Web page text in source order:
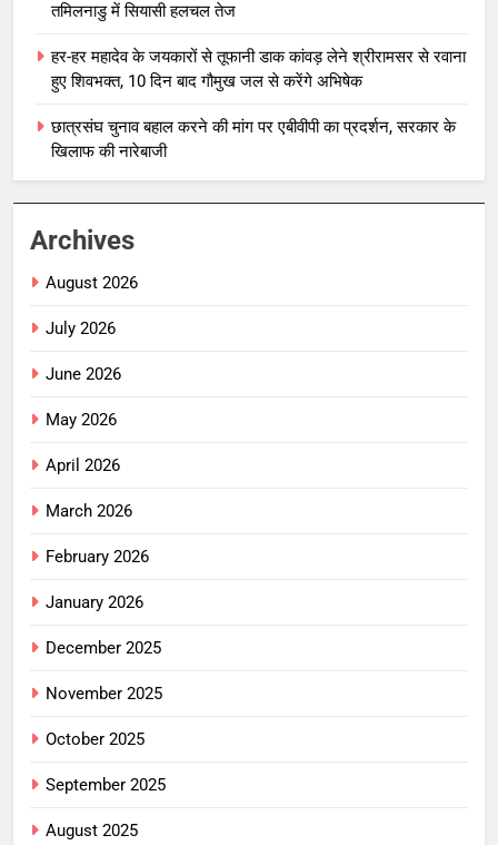
तमिलनाडु में सियासी हलचल तेज
हर-हर महादेव के जयकारों से तूफानी डाक कांवड़ लेने श्रीरामसर से रवाना
हुए शिवभक्त, 10 दिन बाद गौमुख जल से करेंगे अभिषेक
छात्रसंघ चुनाव बहाल करने की मांग पर एबीवीपी का प्रदर्शन, सरकार के
खिलाफ की नारेबाजी
Archives
August 2026
July 2026
June 2026
May 2026
April 2026
March 2026
February 2026
January 2026
December 2025
November 2025
October 2025
September 2025
August 2025